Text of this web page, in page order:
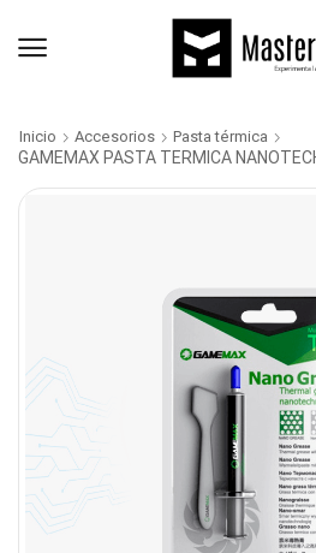
Inicio Accesorios Pasta térmica
GAMEMAX PASTA TERMICA